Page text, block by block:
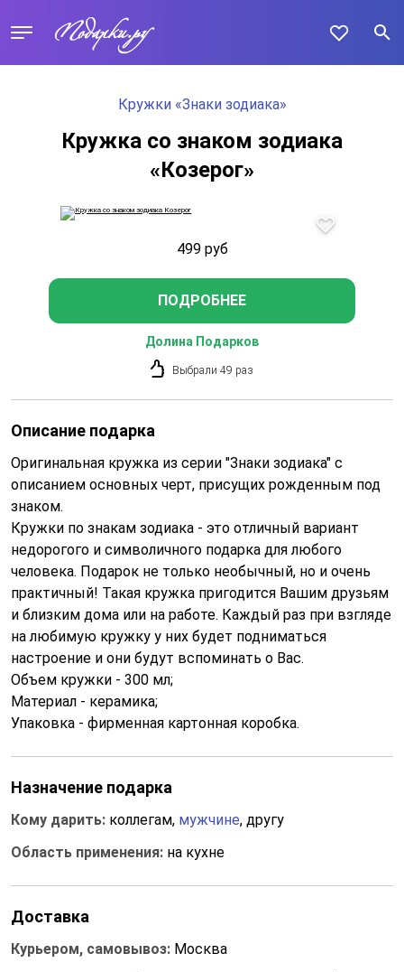
Кружки «Знаки зодиака»
Кружка со знаком зодиака
«Козерог»
499 руб
ПОДРОБНЕЕ
Долина Подарков
Выбрали 49 раз
Описание подарка
Оригинальная кружка из серии "Знаки зодиака" с
описанием основных черт, присущих рожденным под
знаком.
Кружки по знакам зодиака - это отличный вариант
недорогого и символичного подарка для любого
человека. Подарок не только необычный, но и очень
практичный! Такая кружка пригодится Вашим друзьям
и близким дома или на работе. Каждый раз при взгляде
на любимую кружку у них будет подниматься
настроение и они будут вспоминать о Вас.
Объем кружки - 300 мл;
Материал - керамика;
Упаковка - фирменная картонная коробка.
Назначение подарка
Кому дарить: коллегам, мужчине, другу
Область применения: на кухне
Доставка
Курьером, самовывоз: Москва